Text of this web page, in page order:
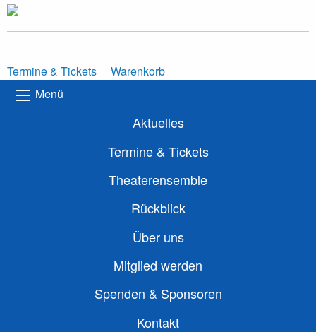
Termine & Tickets
Warenkorb
Menü
Aktuelles
Termine & Tickets
Theaterensemble
Rückblick
Über uns
Mitglied werden
Spenden & Sponsoren
Kontakt